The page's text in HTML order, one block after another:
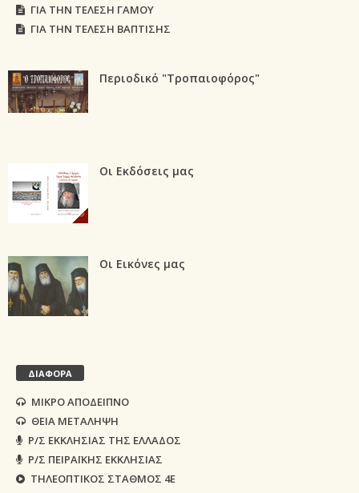
ΓΙΑ ΤΗΝ ΤΕΛΕΣΗ ΓΑΜΟΥ
ΓΙΑ ΤΗΝ ΤΕΛΕΣΗ ΒΑΠΤΙΣΗΣ
Περιοδικό "Τροπαιοφόρος"
Οι Εκδόσεις μας
Οι Εικόνες μας
ΔΙΑΦΟΡΑ
ΜΙΚΡΟ ΑΠΟΔΕΙΠΝΟ
ΘΕΙΑ ΜΕΤΑΛΗΨΗ
Ρ/Σ ΕΚΚΛΗΣΙΑΣ ΤΗΣ ΕΛΛΑΔΟΣ
Ρ/Σ ΠΕΙΡΑΪΚΗΣ ΕΚΚΛΗΣΙΑΣ
ΤΗΛΕΟΠΤΙΚΟΣ ΣΤΑΘΜΟΣ 4Ε